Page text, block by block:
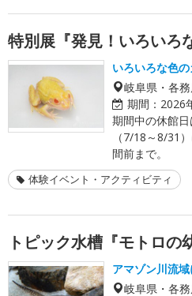
特別展『発見！いろいろ
いろいろな色
岐阜県・各
期間： 2026
期間中の休館
（7/18～8/31
間前まで。
体験イベント・アクティビティ
トピック水槽『モトロの
アマゾン川流
岐阜県・各